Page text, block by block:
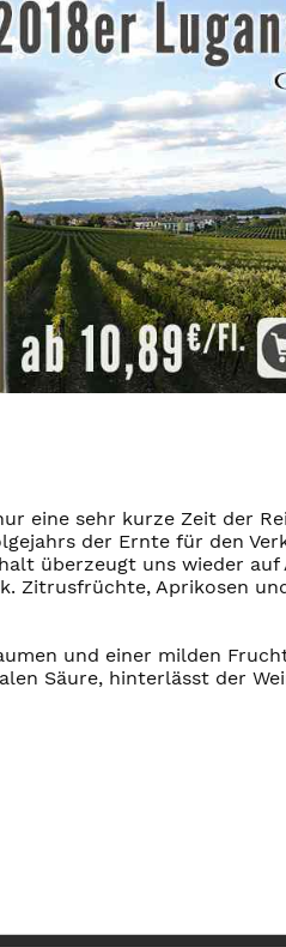
eine sehr kurze Zeit der
der Ernte für den
überzeugt uns wieder auf
Zitrusfrüchte, Aprikosen
und einer milden
Säure, hinterlässt der